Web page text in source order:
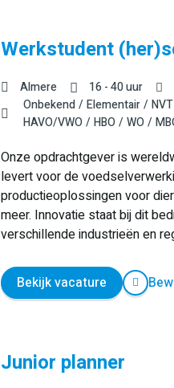
Werkstudent
Almere 16 - 40 uur
Onbekend
Elementair NVT
HAVO/VWO
HBO WO
Onze opdrachtgever is
levert voor de
productieoplossingen voor
meer. Innovatie staat bij dit
verschillende industrieën en
Bekijk vacature
Junior planner